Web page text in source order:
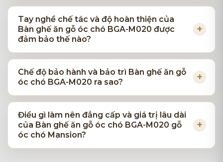
Tay nghề chế tác và độ hoàn thiện của
Bàn ghế ăn gỗ óc chó BGA-M020 được
đảm bảo thế nào?
Chế độ bảo hành và bảo trì Bàn ghế ăn gỗ
óc chó BGA-M020 ra sao?
Điều gì làm nên đẳng cấp và giá trị lâu dài
của Bàn ghế ăn gỗ óc chó BGA-M020 gỗ
óc chó Mansion?